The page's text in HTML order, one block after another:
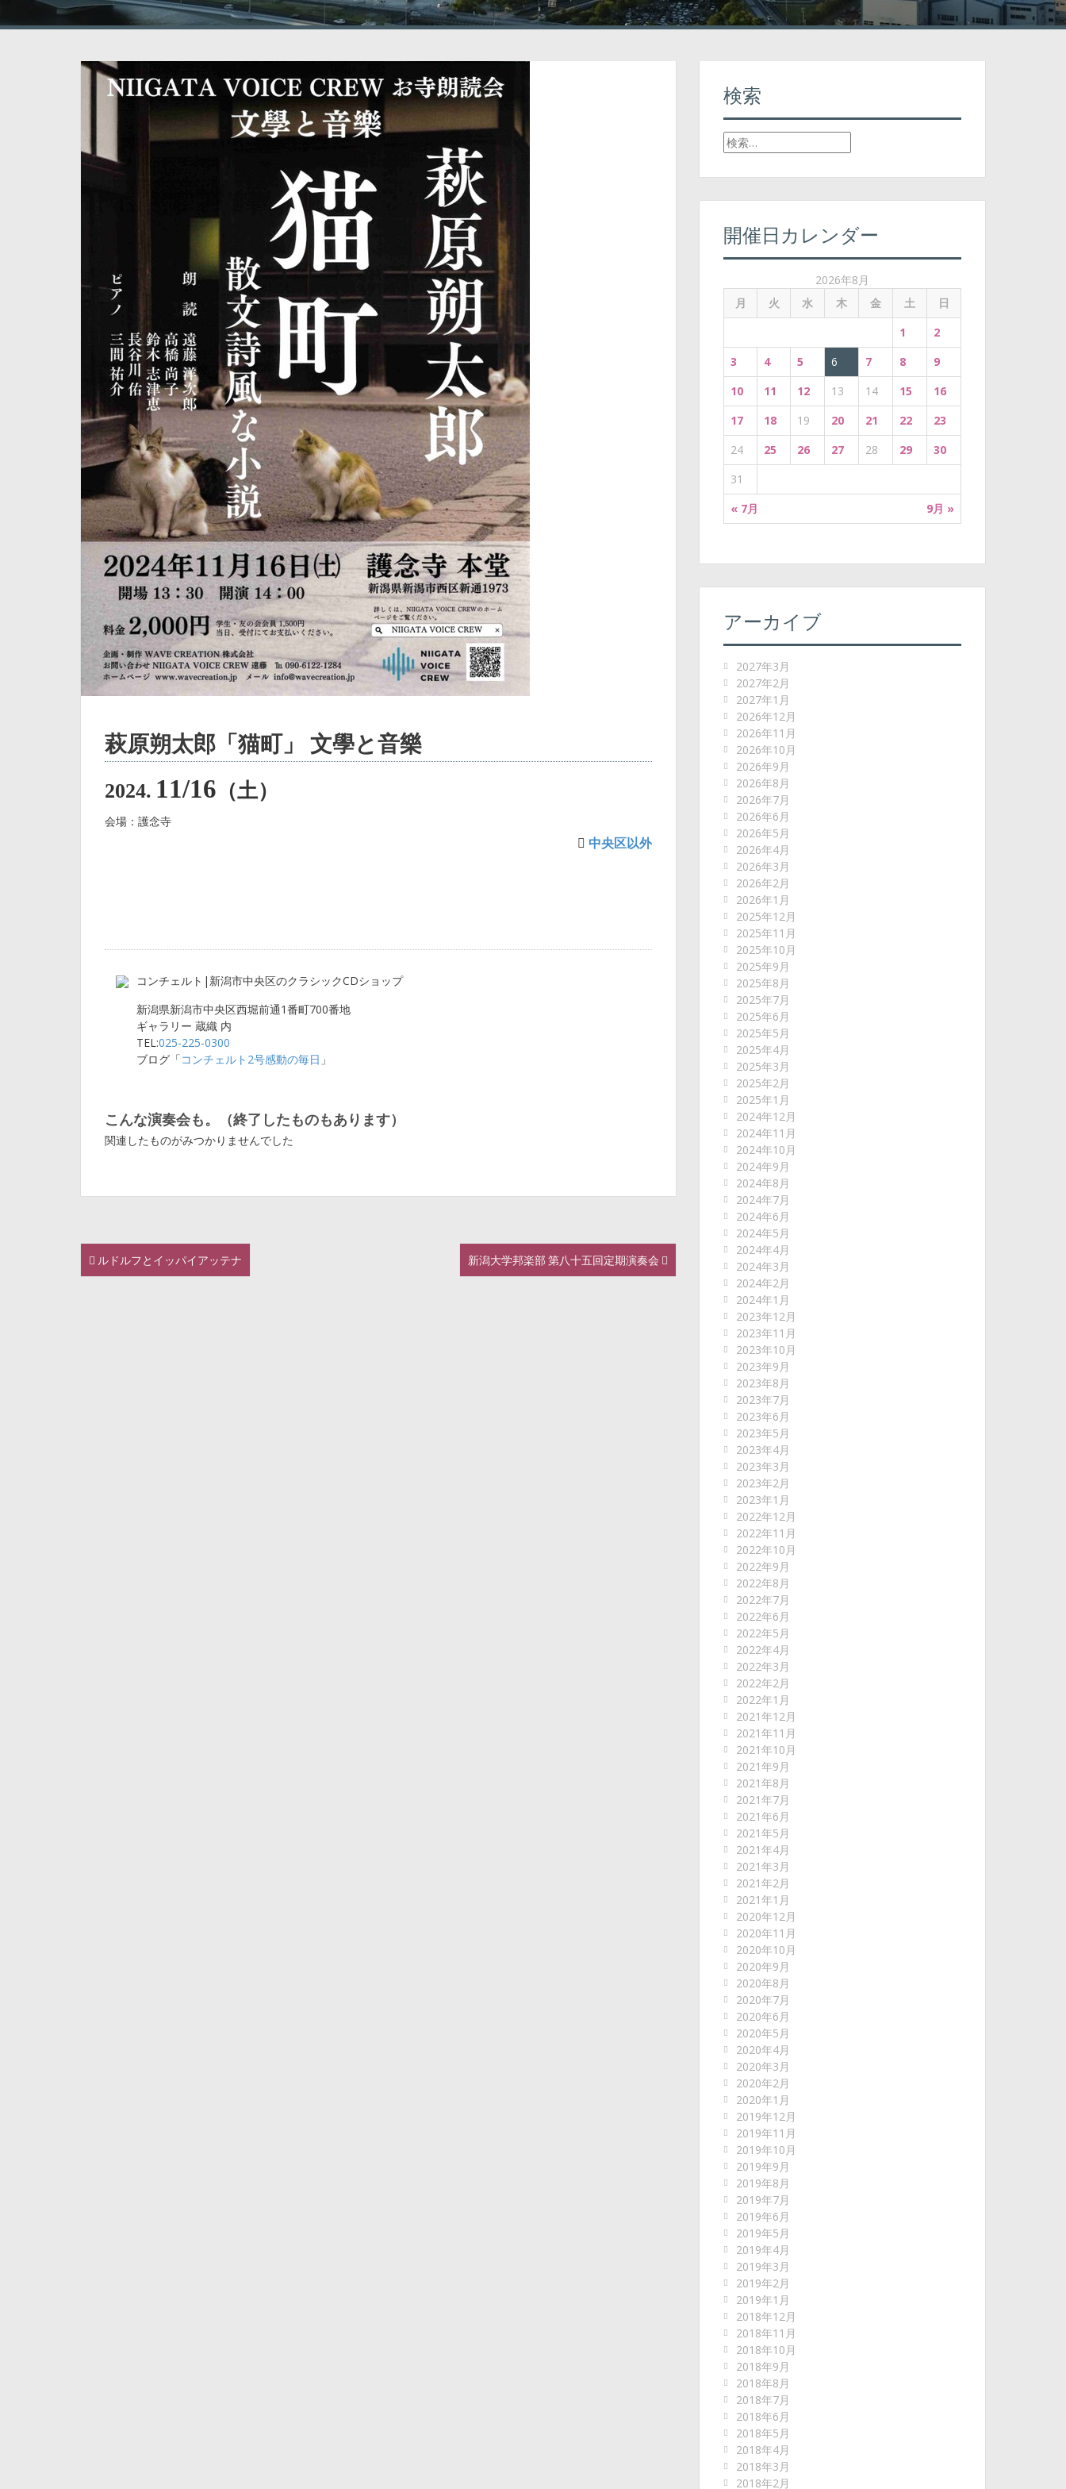
萩原朔太郎「猫町」 文學と音樂
2024. 11/16 （土）
会場：護念寺
中央区以外
コンチェルト|新潟市中央区のクラシックCDショップ
新潟県新潟市中央区西堀前通1番町700番地
ギャラリー 蔵織 内
TEL:025-225-0300
ブログ「コンチェルト2号感動の毎日 」
こんな演奏会も。（終了したものもあります）
関連したものがみつかりませんでした
Pルドルフとイッパイアッテナ 新潟大学邦楽部 第八十五回定期演奏会
検索
検
索
:
開催日カレンダー
2026年8月
月
火 水 木 金 土 日
« 7月 9月 »
1
2
3
4 5 6 7 8
9
10
11 12 13 14 15
16
17
18 19 20 21 22
23
24
25 26 27 28 29
30
31
アーカイブ
2027年3月
2027年2月
2027年1月
2026年12月
2026年11月
2026年10月
2026年9月
2026年8月
2026年7月
2026年6月
2026年5月
2026年4月
2026年3月
2026年2月
2026年1月
2025年12月
2025年11月
2025年10月
2025年9月
2025年8月
2025年7月
2025年6月
2025年5月
2025年4月
2025年3月
2025年2月
2025年1月
2024年12月
2024年11月
2024年10月
2024年9月
2024年8月
2024年7月
2024年6月
2024年5月
2024年4月
2024年3月
2024年2月
2024年1月
2023年12月
2023年11月
2023年10月
2023年9月
2023年8月
2023年7月
2023年6月
2023年5月
2023年4月
2023年3月
2023年2月
2023年1月
2022年12月
2022年11月
2022年10月
2022年9月
2022年8月
2022年7月
2022年6月
2022年5月
2022年4月
2022年3月
2022年2月
2022年1月
2021年12月
2021年11月
2021年10月
2021年9月
2021年8月
2021年7月
2021年6月
2021年5月
2021年4月
2021年3月
2021年2月
2021年1月
2020年12月
2020年11月
2020年10月
2020年9月
2020年8月
2020年7月
2020年6月
2020年5月
2020年4月
2020年3月
2020年2月
2020年1月
2019年12月
2019年11月
2019年10月
2019年9月
2019年8月
2019年7月
2019年6月
2019年5月
2019年4月
2019年3月
2019年2月
2019年1月
2018年12月
2018年11月
2018年10月
2018年9月
2018年8月
2018年7月
2018年6月
2018年5月
2018年4月
2018年3月
2018年2月